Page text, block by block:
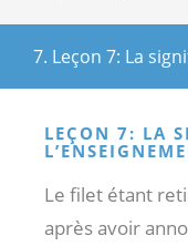
7. Leçon 7: La
LEÇON 7: LA
Le filet étant
après avoir